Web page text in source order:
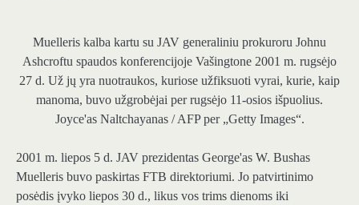
Muelleris kalba kartu su JAV generaliniu prokuroru Johnu
Ashcroftu spaudos konferencijoje Vašingtone 2001 m. rugsėjo
27 d. Už jų yra nuotraukos, kuriose užfiksuoti vyrai, kurie, kaip
manoma, buvo užgrobėjai per rugsėjo 11-osios išpuolius.
Joyce'as Naltchayanas / AFP per „Getty Images“.
2001 m. liepos 5 d. JAV prezidentas George'as W. Bushas
Muelleris buvo paskirtas FTB direktoriumi. Jo patvirtinimo
posėdis įvyko liepos 30 d., likus vos trims dienoms iki